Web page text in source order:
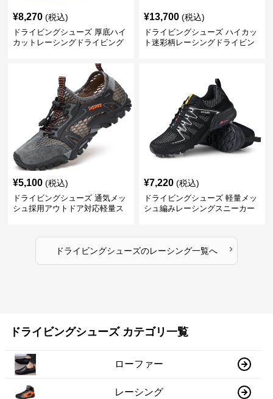
¥8,270 (税込)
ドライビングシューズ 厚底ハイ
カットレーシングドライビング
¥13,700 (税込)
ドライビングシューズ ハイカッ
ト迷彩柄レーシングドライビン
¥5,100 (税込)
ドライビングシューズ 通気メッ
シュ採用アウトドア対応軽量ス
¥7,220 (税込)
ドライビングシューズ 軽量メッ
シュ編みレーシングスニーカー
ドライビングシューズのレーシング一覧へ ›
ドライビングシューズ カテゴリ一覧
ローファー
レーシング